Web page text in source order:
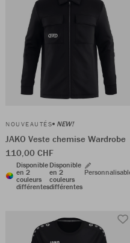
NOUVEAUTÉS NEW!
JAKO Veste chemise Wardrobe
110,00 CHF
Disponible
en 2
couleurs
différentes
Disponible
en 2
couleurs
différentes